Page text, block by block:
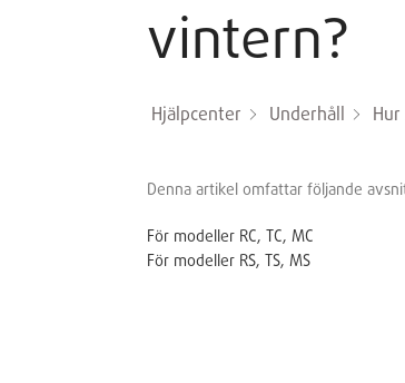
vintern?
Hjälpcenter Underhåll
Denna artikel omfattar följande
För modeller RC, TC, MC
För modeller RS, TS, MS